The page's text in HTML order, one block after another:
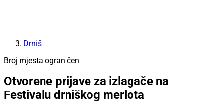
Drniš
Broj mjesta ograničen
Otvorene prijave za izlagače na
Festivalu drniškog merlota